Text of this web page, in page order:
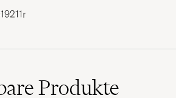
Produkte